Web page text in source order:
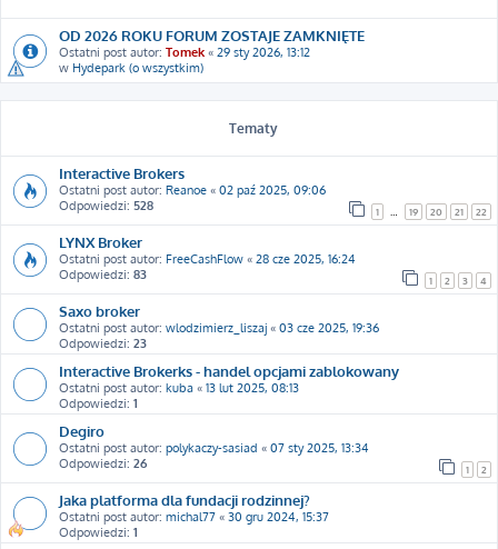
OD 2026 ROKU FORUM ZOSTAJE ZAMKNIĘTE
Ostatni post autor: Tomek « 29 sty 2026, 13:12
w Hydepark (o wszystkim)
Tematy
Interactive Brokers
Ostatni post autor: Reanoe « 02 paź 2025, 09:06
Odpowiedzi: 528 1 19 20 21 22
LYNX Broker
Ostatni post autor: FreeCashFlow « 28 cze 2025, 16:24
Odpowiedzi: 83 1 2 3 4
Saxo broker
Ostatni post autor: wlodzimierz_liszaj « 03 cze 2025, 19:36
Odpowiedzi: 23
Interactive Brokerks - handel opcjami zablokowany
Ostatni post autor: kuba « 13 lut 2025, 08:13
Odpowiedzi: 1
Degiro
Ostatni post autor: polykaczy-sasiad « 07 sty 2025, 13:34
Odpowiedzi: 26 1 2
Jaka platforma dla fundacji rodzinnej?
Ostatni post autor: michal77 « 30 gru 2024, 15:37
Odpowiedzi: 1